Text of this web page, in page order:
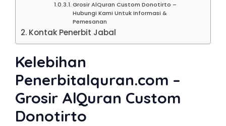
Grosir AlQuran Custom Donotirto –
Hubungi Kami Untuk Informasi &
Pemesanan
Kontak Penerbit Jabal
Kelebihan
Penerbitalquran.com –
Grosir AlQuran Custom
Donotirto